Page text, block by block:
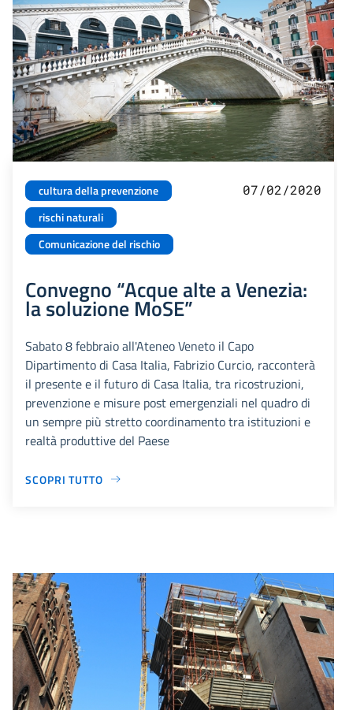
cultura della prevenzione
rischi naturali
Comunicazione del rischio
07/02/2020
Convegno “Acque alte a Venezia:
la soluzione MoSE”
Sabato 8 febbraio all'Ateneo Veneto il Capo
Dipartimento di Casa Italia, Fabrizio Curcio, racconterà
il presente e il futuro di Casa Italia, tra ricostruzioni,
prevenzione e misure post emergenziali nel quadro di
un sempre più stretto coordinamento tra istituzioni e
realtà produttive del Paese
SCOPRI TUTTO